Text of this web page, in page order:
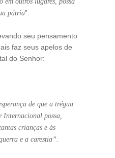
pátria”.
seu pensamento
faz seus apelos de
do Senhor:
de que a trégua
Internacional possa,
crianças e às
e a carestia”.